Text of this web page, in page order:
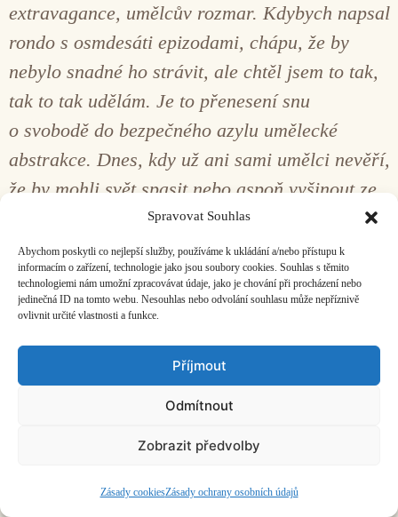
Spravovat Souhlas
Abychom poskytli co nejlepší služby, používáme k ukládání a/nebo přístupu k
informacím o zařízení, technologie jako jsou soubory cookies. Souhlas s těmito
technologiemi nám umožní zpracovávat údaje, jako je chování při procházení nebo
jedinečná ID na tomto webu. Nesouhlas nebo odvolání souhlasu může nepříznivě
ovlivnit určité vlastnosti a funkce.
Příjmout
Odmítnout
Zobrazit předvolby
Zásady cookiesZásady ochrany osobních údajů
extravagance, umělcův rozmar. Kdybych napsal
rondo s osmdesáti epizodami, chápu, že by
nebylo snadné ho strávit, ale chtěl jsem to tak,
tak to tak udělám. Je to přenesení snu
o svobodě do bezpečného azylu umělecké
abstrakce. Dnes, kdy už ani sami umělci nevěří,
že by mohli svět spasit nebo aspoň vyšinout ze
zaběhnutých kolejí, neriskuji neomezenou
svobodou v tvorbě víc než jednu neškodnou
sankci – totiž nepochopení.
Kdybych měl vybrat, co z Szymańského díla
nejvíce doporučit, asi bych zvolil především